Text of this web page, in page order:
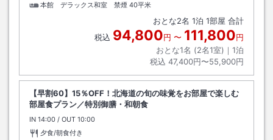
本館 デラックス和室 禁煙 40平米
おとな2名 1泊 1部屋 合計
税込 94,800円 〜 111,800円
おとな1名 (2名1室)｜ 1泊
税込 47,400円〜55,900円
【早割60】15％OFF！北海道の旬の味覚をお部屋で楽しむ
部屋食プラン／特別御膳・和朝食
IN チェックイン
14:00 / OUT チェックアウト
10:00
夕食/朝食付き